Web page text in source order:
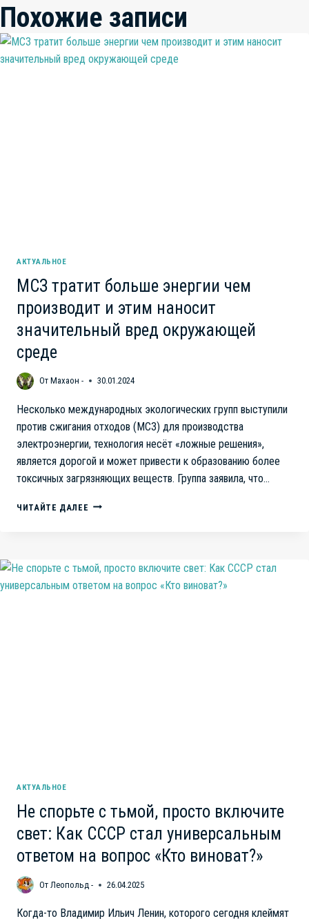
Похожие записи
АКТУАЛЬНОЕ
МСЗ тратит больше энергии чем
производит и этим наносит
значительный вред окружающей
среде
От Махаон - 30.01.2024
Несколько международных экологических групп выступили
против сжигания отходов (МСЗ) для производства
электроэнергии, технология несёт «ложные решения»,
является дорогой и может привести к образованию более
токсичных загрязняющих веществ. Группа заявила, что…
ЧИТАЙТЕ ДАЛЕЕ МСЗ
ПРОИЗВОДИТ
И
АКТУАЛЬНОЕ
Не спорьте с тьмой, просто включите
свет: Как СССР стал универсальным
ответом на вопрос «Кто виноват?»
От Леопольд - 26.04.2025
Когда-то Владимир Ильич Ленин, которого сегодня клеймят